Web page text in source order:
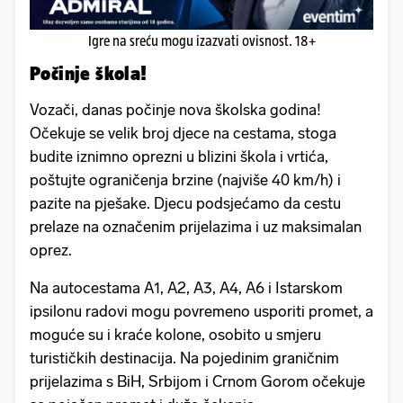
Igre na sreću mogu izazvati ovisnost. 18+
Počinje škola!
Vozači, danas počinje nova školska godina!
Očekuje se velik broj djece na cestama, stoga
budite iznimno oprezni u blizini škola i vrtića,
poštujte ograničenja brzine (najviše 40 km/h) i
pazite na pješake. Djecu podsjećamo da cestu
prelaze na označenim prijelazima i uz maksimalan
oprez.
Na autocestama A1, A2, A3, A4, A6 i Istarskom
ipsilonu radovi mogu povremeno usporiti promet, a
moguće su i kraće kolone, osobito u smjeru
turističkih destinacija. Na pojedinim graničnim
prijelazima s BiH, Srbijom i Crnom Gorom očekuje